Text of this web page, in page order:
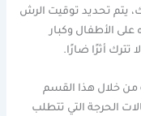
يتم تحديد توقيت الرش
الأطفال وكبار
أثرًا ضارًا.
من خلال هذا القسم
في الحالات الحرجة التي تتطلب